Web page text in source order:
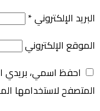
البريد الإلكتروني*
الموقع الإلكتروني
احفظ اسمي، بريدي
المتصفح لاستخدامها